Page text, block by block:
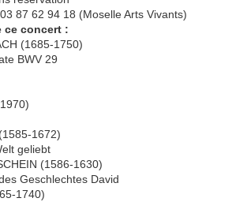
87 62 94 18 (Moselle Arts Vivants)
ce concert :
(1685-1750)
BWV 29
1672)
geliebt
(1586-1630)
Geschlechtes David
1740)